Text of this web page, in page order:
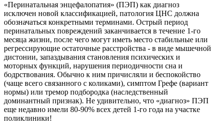
«Перинатальная энцефалопатия» (ПЭП) как диагноз
исключен новой классификацией, патология ЦНС должна
обозначаться конкретными терминами. Острый период
перинатальных повреждений заканчивается в течение 1-го
месяца жизни, после чего могут иметь место стабильные или
регрессирующие остаточные расстройства - в виде мышечной
дистонии, запаздывания становления психических и
моторных функций, нарушения периодичности сна и
бодрствования. Обычно к ним причисляли и беспокойство
(чаще всего связанного с коликами), симптом Грефе (вариант
нормы) или тремор подбородка (наследственный
доминантный признак). Не удивительно, что «диагноз» ПЭП
еще недавно имели 80-90% всех детей 1-го года на участке
поликлиники!